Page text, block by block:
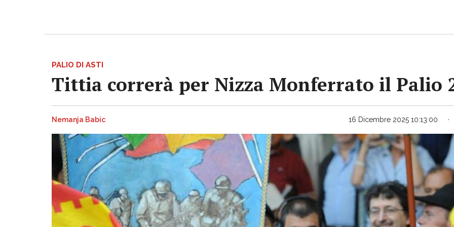
PALIO DI ASTI
Tittia correrà per Nizza Monferrato il Palio
Nemanja Babic 16 Dicembre 2025 10:13:00